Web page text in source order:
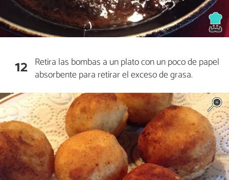
12 Retira las bombas a un plato con un poco de papel
absorbente para retirar el exceso de grasa.